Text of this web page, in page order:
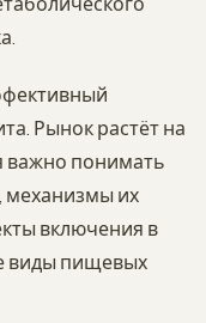
Рынок растёт на
важно понимать
механизмы их
включения в
виды пищевых